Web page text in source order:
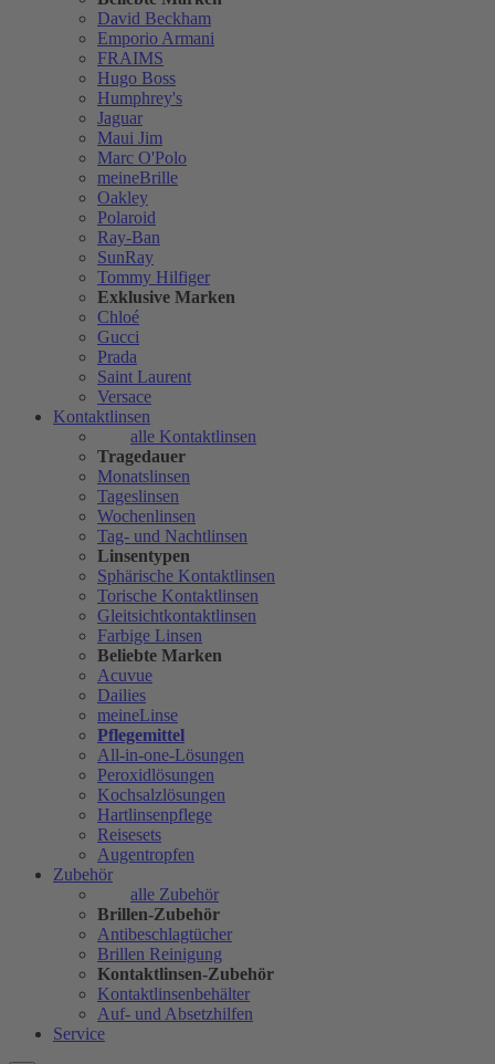
David Beckham
Emporio Armani
FRAIMS
Hugo Boss
Humphrey's
Jaguar
Maui Jim
Marc O'Polo
meineBrille
Oakley
Polaroid
Ray-Ban
SunRay
Tommy Hilfiger
Exklusive Marken
Chloé
Gucci
Prada
Saint Laurent
Versace
Kontaktlinsen
alle Kontaktlinsen
Tragedauer
Monatslinsen
Tageslinsen
Wochenlinsen
Tag- und Nachtlinsen
Linsentypen
Sphärische Kontaktlinsen
Torische Kontaktlinsen
Gleitsichtkontaktlinsen
Farbige Linsen
Beliebte Marken
Acuvue
Dailies
meineLinse
Pflegemittel
All-in-one-Lösungen
Peroxidlösungen
Kochsalzlösungen
Hartlinsenpflege
Reisesets
Augentropfen
Zubehör
alle Zubehör
Brillen-Zubehör
Antibeschlagtücher
Brillen Reinigung
Kontaktlinsen-Zubehör
Kontaktlinsenbehälter
Auf- und Absetzhilfen
Service